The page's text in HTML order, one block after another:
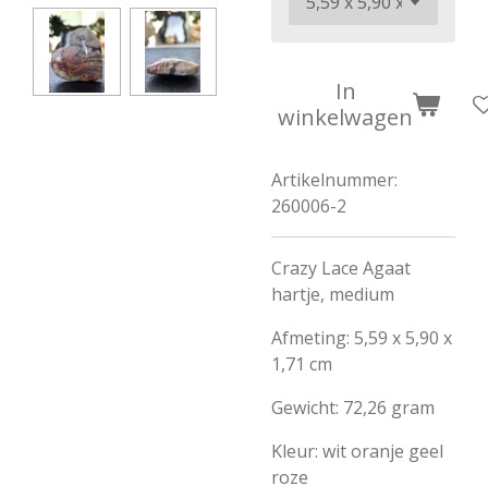
In
winkelwagen
Artikelnummer:
260006-2
Crazy Lace Agaat
hartje, medium
Afmeting: 5,59 x 5,90 x
1,71 cm
Gewicht: 72,26 gram
Kleur: wit oranje geel
roze